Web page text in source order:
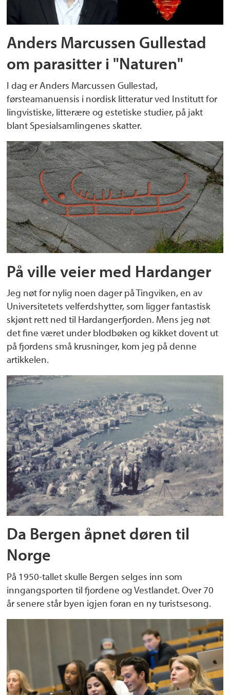
Anders Marcussen Gullestad
om parasitter i "Naturen"
I dag er Anders Marcussen Gullestad,
førsteamanuensis i nordisk litteratur ved Institutt for
lingvistiske, litterære og estetiske studier, på jakt
blant Spesialsamlingenes skatter.
På ville veier med Hardanger
Jeg nøt for nylig noen dager på Tingviken, en av
Universitetets velferdshytter, som ligger fantastisk
skjønt rett ned til Hardangerfjorden. Mens jeg nøt
det fine været under blodbøken og kikket dovent ut
på fjordens små krusninger, kom jeg på denne
artikkelen.
Da Bergen åpnet døren til
Norge
På 1950-tallet skulle Bergen selges inn som
inngangsporten til fjordene og Vestlandet. Over 70
år senere står byen igjen foran en ny turistsesong.